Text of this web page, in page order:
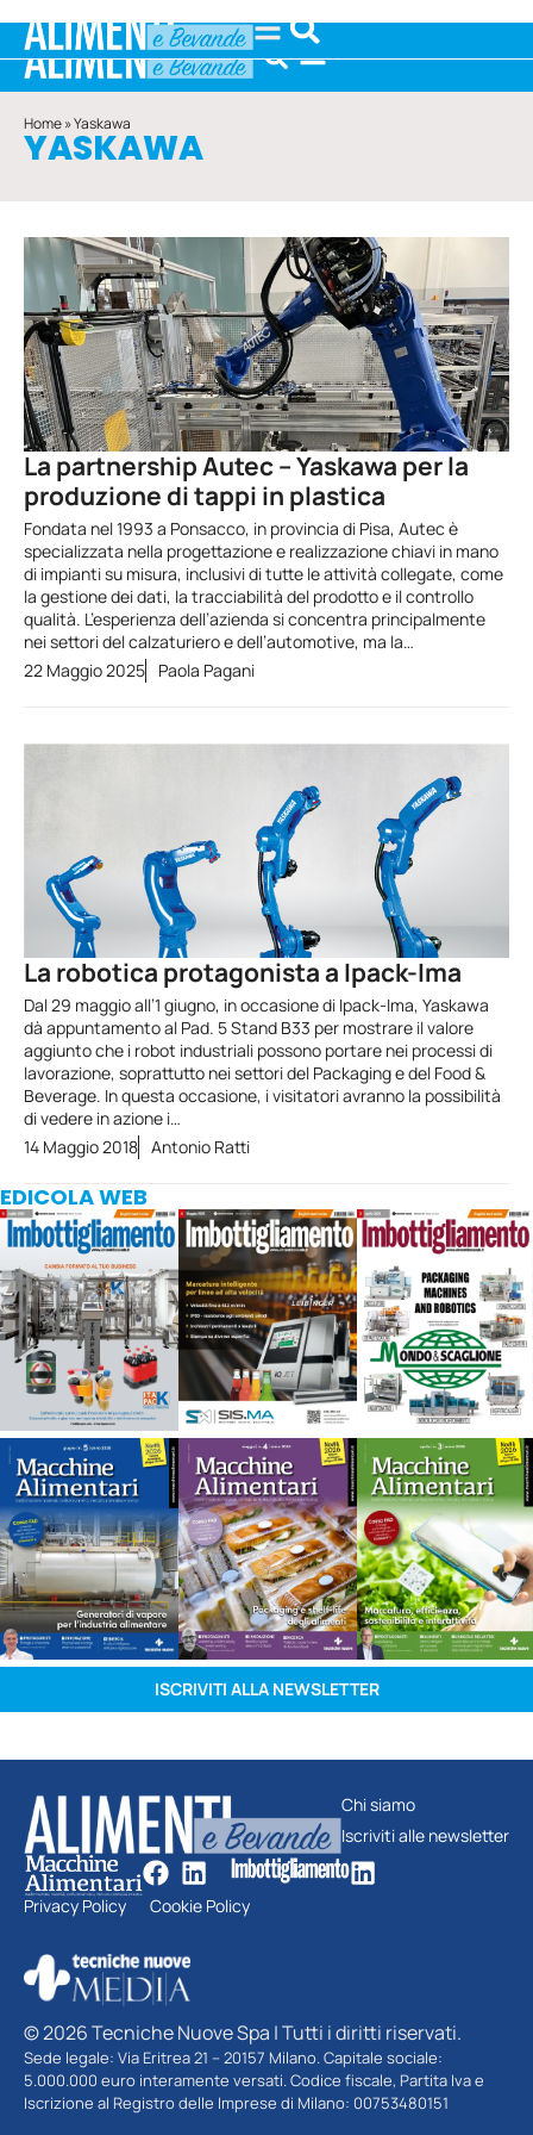
Home»Yaskawa
YASKAWA
La partnership Autec – Yaskawa per la
produzione di tappi in plastica
Fondata nel 1993 a Ponsacco, in provincia di Pisa, Autec è
specializzata nella progettazione e realizzazione chiavi in mano
di impianti su misura, inclusivi di tutte le attività collegate, come
la gestione dei dati, la tracciabilità del prodotto e il controllo
qualità. L’esperienza dell’azienda si concentra principalmente
nei settori del calzaturiero e dell’automotive, ma la…
22 Maggio 2025
Paola Pagani
La robotica protagonista a Ipack-Ima
Dal 29 maggio all’1 giugno, in occasione di Ipack-Ima, Yaskawa
dà appuntamento al Pad. 5 Stand B33 per mostrare il valore
aggiunto che i robot industriali possono portare nei processi di
lavorazione, soprattutto nei settori del Packaging e del Food &
Beverage. In questa occasione, i visitatori avranno la possibilità
di vedere in azione i…
14 Maggio 2018 Antonio Ratti
EDICOLA WEB
ISCRIVITI ALLA NEWSLETTER
Chi siamo
Iscriviti alle newsletter
Privacy Policy Cookie Policy
© 2026 Tecniche Nuove Spa | Tutti i diritti riservati.
Sede legale: Via Eritrea 21 – 20157 Milano. Capitale sociale:
5.000.000 euro interamente versati. Codice fiscale, Partita Iva e
Iscrizione al Registro delle Imprese di Milano: 00753480151